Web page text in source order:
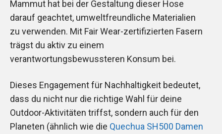
Mammut hat bei der Gestaltung dieser Hose
darauf geachtet, umweltfreundliche Materialien
zu verwenden. Mit Fair Wear-zertifizierten Fasern
trägst du aktiv zu einem
verantwortungsbewussteren Konsum bei.
Dieses Engagement für Nachhaltigkeit bedeutet,
dass du nicht nur die richtige Wahl für deine
Outdoor-Aktivitäten triffst, sondern auch für den
Planeten (ähnlich wie die Quechua SH500 Damen